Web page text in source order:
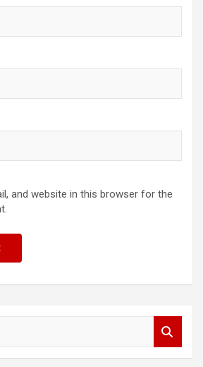
and website in this browser for the